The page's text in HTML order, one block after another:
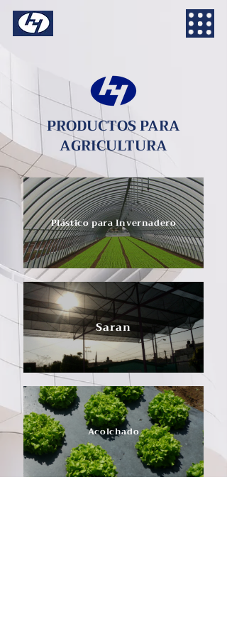
PRODUCTOS PARA
AGRICULTURA
Plástico para Invernadero
Saran
Acolchado